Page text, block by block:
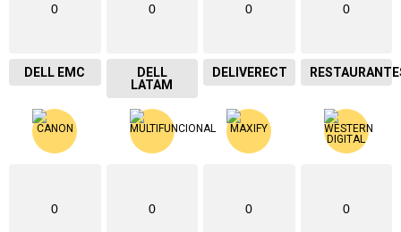
0
DELL EMC
0
DELL
LATAM
0
DELIVERECT
0
0 0 0 0